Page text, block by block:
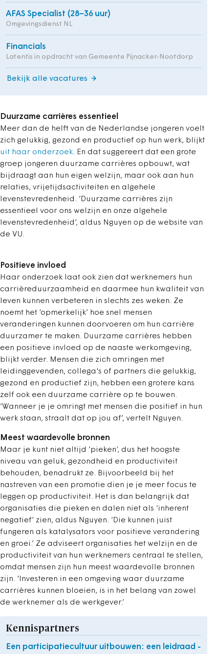
AFAS Specialist (28–36 uur)
Omgevingsdienst NL
Financials
Latentis in opdracht van Gemeente Pijnacker-Nootdorp
Bekijk alle vacatures
Duurzame carrières essentieel
Meer dan de helft van de Nederlandse jongeren voelt
zich gelukkig, gezond en productief op hun werk, blijkt
uit haar onderzoek. En dat suggereert dat een grote
groep jongeren duurzame carrières opbouwt, wat
bijdraagt aan hun eigen welzijn, maar ook aan hun
relaties, vrijetijdsactiviteiten en algehele
levenstevredenheid. ‘Duurzame carrières zijn
essentieel voor ons welzijn en onze algehele
levenstevredenheid’, aldus Nguyen op de website van
de VU.
Positieve invloed
Haar onderzoek laat ook zien dat werknemers hun
carrièreduurzaamheid en daarmee hun kwaliteit van
leven kunnen verbeteren in slechts zes weken. Ze
noemt het ‘opmerkelijk’ hoe snel mensen
veranderingen kunnen doorvoeren om hun carrière
duurzamer te maken. Duurzame carrières hebben
een positieve invloed op de naaste werkomgeving,
blijkt verder. Mensen die zich omringen met
leidinggevenden, collega's of partners die gelukkig,
gezond en productief zijn, hebben een grotere kans
zelf ook een duurzame carrière op te bouwen.
‘Wanneer je je omringt met mensen die positief in hun
werk staan, straalt dat op jou af’, vertelt Nguyen.
Meest waardevolle bronnen
Maar je kunt niet altijd ‘pieken’, dus het hoogste
niveau van geluk, gezondheid en productiviteit
behouden, benadrukt ze. Bijvoorbeeld bij het
nastreven van een promotie dien je je meer focus te
leggen op productiviteit. Het is dan belangrijk dat
organisaties die pieken en dalen niet als ‘inherent
negatief’ zien, aldus Nguyen. ‘Die kunnen juist
fungeren als katalysators voor positieve verandering
en groei.’ Ze adviseert organisaties het welzijn en de
productiviteit van hun werknemers centraal te stellen,
omdat mensen zijn hun meest waardevolle bronnen
zijn. ‘Investeren in een omgeving waar duurzame
carrières kunnen bloeien, is in het belang van zowel
de werknemer als de werkgever.’
Kennispartners
Een participatiecultuur uitbouwen: een leidraad -